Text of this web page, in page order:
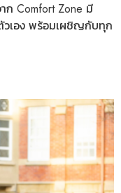
ก Comfort Zone มี
วเอง พร้อมเผชิญกับทุก